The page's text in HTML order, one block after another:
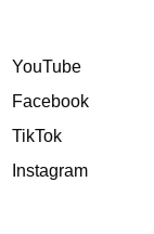
YouTube
Facebook
TikTok
Instagram